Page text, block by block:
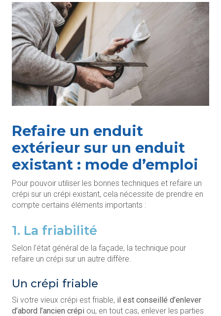
Refaire un enduit
extérieur sur un enduit
existant : mode d’emploi
Pour pouvoir utiliser les bonnes techniques et refaire un
crépi sur un crépi existant, cela nécessite de prendre en
compte certains éléments importants :
1. La friabilité
Selon l’état général de la façade, la technique pour
refaire un crépi sur un autre diffère.
Un crépi friable
Si votre vieux crépi est friable, il est conseillé d’enlever
d’abord l’ancien crépi ou, en tout cas, enlever les parties